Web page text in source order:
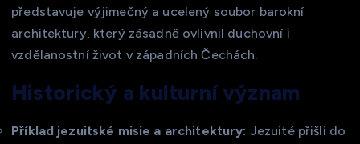
představuje výjimečný a ucelený soubor barokní
architektury, který zásadně ovlivnil duchovní i
vzdělanostní život v západních Čechách.
Historický a kulturní význam
Příklad jezuitské misie a architektury: Jezuité přišli do